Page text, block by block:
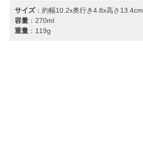
サイズ：約幅10.2x奥行き4.8x高さ13.4cm
容量 ：270ml
重量 ：119g